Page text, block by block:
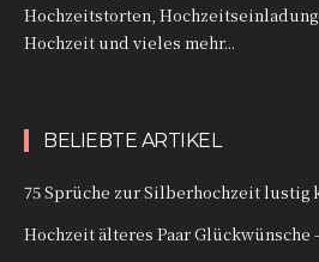
Hochzeitstorten,
Hochzeit und vieles mehr...
BELIEBTE ARTIKEL
75 Sprüche zur Silberhochzeit
Hochzeit älteres Paar Glückwünsche